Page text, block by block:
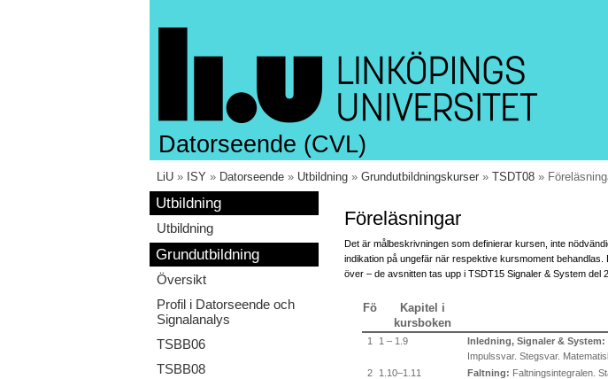
Datorseende (CVL)
LiU » ISY » Datorseende » Utbildning » Grundutbildningskurser » TSDT08 »
Utbildning
Utbildning
Grundutbildning
Översikt
Profil i Datorseende och
Signalanalys
TSBB06
TSBB08
Föreläsningar
Det är målbeskrivningen som definierar kursen, inte
indikation på ungefär när respektive kursmoment
över – de avsnitten tas upp i TSDT15 Signaler & System del
Fö
Kapitel i
kursboken
1 1 – 1.9 Inledning, Signaler & System:
Impulssvar. Stegsvar.
2
1.10–1.11 Faltning: Faltningsintegralen.